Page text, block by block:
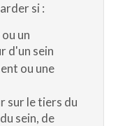
si :
un
d'un sein
ou une
sur le tiers du
sein, de